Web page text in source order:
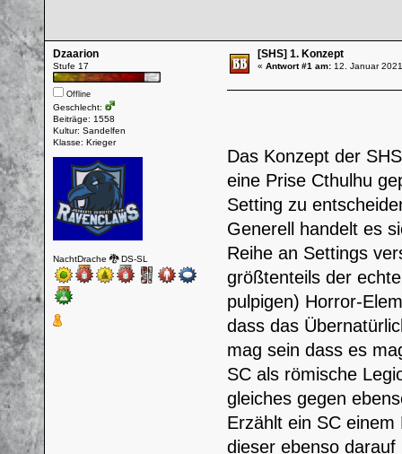
Dzaarion
Stufe 17
Offline
Geschlecht:
Beiträge: 1558
Kultur: Sandelfen
Klasse: Krieger
NachtDrache 🐉 DS-SL
[SHS] 1. Konzept
«Antwort #1 am: 12. Januar
Das Konzept der
eine Prise Cthulhu
Setting zu
Generell handelt es
Reihe an Settings
größtenteils der
pulpigen) Horror-
dass das
mag sein dass es
SC als römische
gleiches gegen
Erzählt ein SC
dieser ebenso